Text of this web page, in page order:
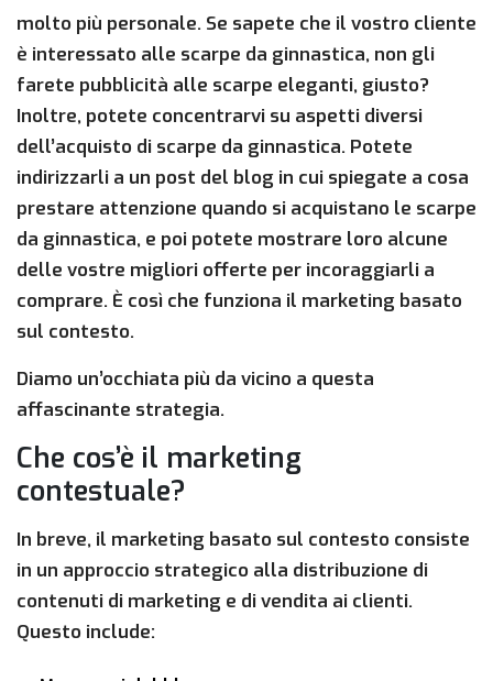
molto più personale. Se sapete che il vostro cliente
è interessato alle scarpe da ginnastica, non gli
farete pubblicità alle scarpe eleganti, giusto?
Inoltre, potete concentrarvi su aspetti diversi
dell’acquisto di scarpe da ginnastica. Potete
indirizzarli a un post del blog in cui spiegate a cosa
prestare attenzione quando si acquistano le scarpe
da ginnastica, e poi potete mostrare loro alcune
delle vostre migliori offerte per incoraggiarli a
comprare. È così che funziona il marketing basato
sul contesto.
Diamo un’occhiata più da vicino a questa
affascinante strategia.
Che cos’è il marketing
contestuale?
In breve, il marketing basato sul contesto consiste
in un approccio strategico alla distribuzione di
contenuti di marketing e di vendita ai clienti.
Questo include: